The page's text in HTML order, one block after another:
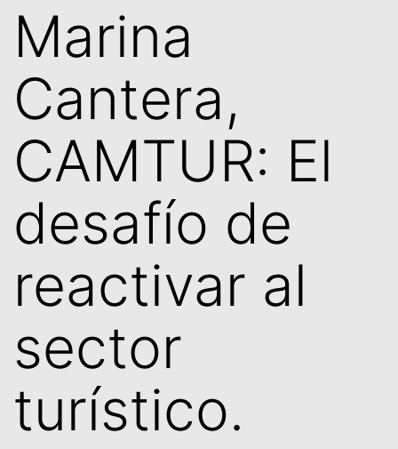
Marina
Cantera,
CAMTUR: El
desafío de
reactivar al
sector
turístico.